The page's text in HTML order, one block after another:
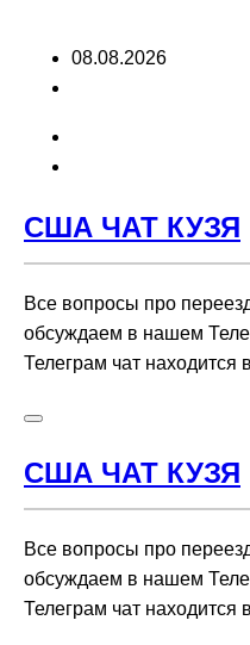
Перейти08.08.2026
США ЧАТ КУЗЯ
Все вопросы про
обсуждаем в нашем
Телеграм чат находится
США ЧАТ КУЗЯ
Все вопросы про
обсуждаем в нашем
Телеграм чат находится